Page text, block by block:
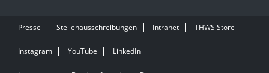
Presse Stellenausschreibungen Intranet THWS Store
Instagram YouTube LinkedIn